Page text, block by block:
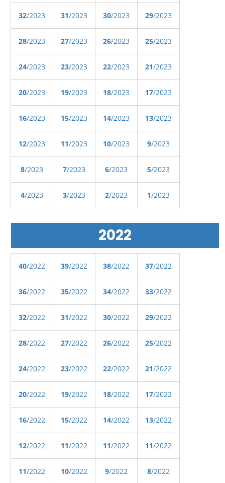
32/2023 31/2023 30/2023 29/2023
28/2023 27/2023 26/2023 25/2023
24/2023 23/2023 22/2023 21/2023
20/2023 19/2023 18/2023 17/2023
16/2023 15/2023 14/2023 13/2023
12/2023 11/2023 10/2023 9/2023
8/2023 7/2023 6/2023 5/2023
4/2023 3/2023 2/2023 1/2023
2022
40/2022 39/2022 38/2022 37/2022
36/2022 35/2022 34/2022 33/2022
32/2022 31/2022 30/2022 29/2022
28/2022 27/2022 26/2022 25/2022
24/2022 23/2022 22/2022 21/2022
20/2022 19/2022 18/2022 17/2022
16/2022 15/2022 14/2022 13/2022
12/2022 11/2022 11/2022 11/2022
11/2022 10/2022 9/2022 8/2022